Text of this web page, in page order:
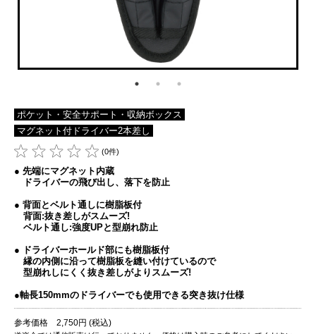
ポケット・安全サポート・収納ボックス
マグネット付ドライバー2本差し
(0件)
● 先端にマグネット内蔵
ドライバーの飛び出し、落下を防止
● 背面とベルト通しに樹脂板付
背面:抜き差しがスムーズ!
ベルト通し:強度UPと型崩れ防止
● ドライバーホールド部にも樹脂板付
縁の内側に沿って樹脂板を縫い付けているので
型崩れしにくく抜き差しがよりスムーズ!
●軸長150mmのドライバーでも使用できる突き抜け仕様
参考価格 2,750円 (税込)